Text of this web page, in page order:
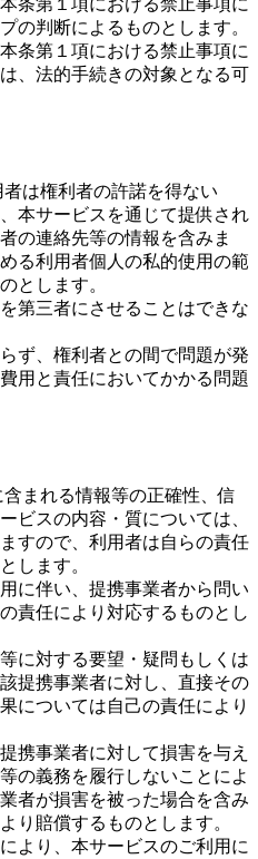
の判断によるものとします。
条第１項における禁止事項に
、法的手続きの対象となる可
は権利者の許諾を得ない
本サービスを通じて提供され
の連絡先等の情報を含みま
る利用者個人の私的使用の範
とします。
第三者にさせることはできな
ず、権利者との間で問題が発
用と責任においてかかる問題
まれる情報等の正確性、信
ビスの内容・質については、
すので、利用者は自らの責任
します。
に伴い、提携事業者から問い
責任により対応するものとし
に対する要望・疑問もしくは
提携事業者に対し、直接その
については自己の責任により
携事業者に対して損害を与え
の義務を履行しないことによ
者が損害を被った場合を含み
り賠償するものとします。
より、本サービスのご利用に